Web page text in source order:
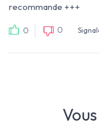
recommande +++
0 0